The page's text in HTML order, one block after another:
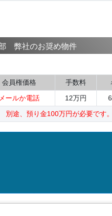
弊社のお奨め物件
会員権価格 手数料
メールか電話 12万円
、預り金100万円が必要です